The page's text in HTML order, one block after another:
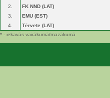
2.
FK NND (LAT)
3.
EMU (EST)
4.
Tērvete (LAT)
* - iekavās vairākumā/mazākumā